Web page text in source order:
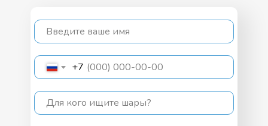
Введите ваше имя
+7
Для кого ищите шары?